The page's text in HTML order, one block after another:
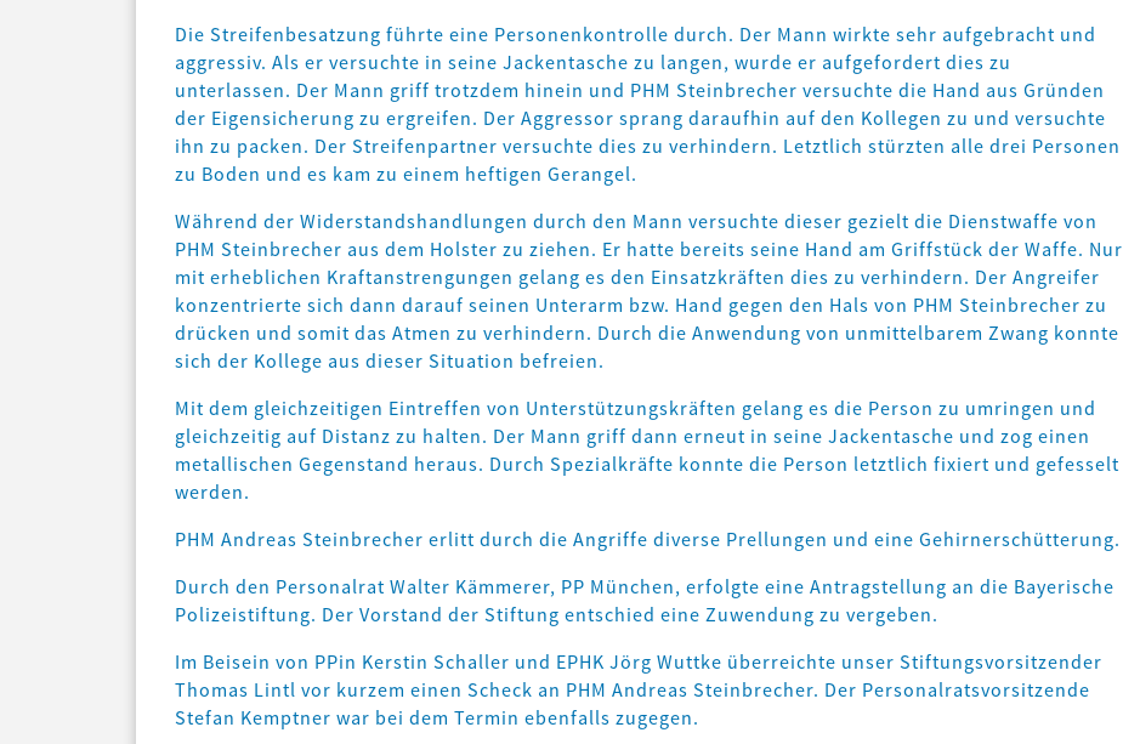
Die Streifenbesatzung führte eine Personenkontrolle durch. Der Mann wirkte sehr aufgebracht und
aggressiv. Als er versuchte in seine Jackentasche zu langen, wurde er aufgefordert dies zu
unterlassen. Der Mann griff trotzdem hinein und PHM Steinbrecher versuchte die Hand aus Gründen
der Eigensicherung zu ergreifen. Der Aggressor sprang daraufhin auf den Kollegen zu und versuchte
ihn zu packen. Der Streifenpartner versuchte dies zu verhindern. Letztlich stürzten alle drei Personen
zu Boden und es kam zu einem heftigen Gerangel.
Während der Widerstandshandlungen durch den Mann versuchte dieser gezielt die Dienstwaffe von
PHM Steinbrecher aus dem Holster zu ziehen. Er hatte bereits seine Hand am Griffstück der Waffe. Nur
mit erheblichen Kraftanstrengungen gelang es den Einsatzkräften dies zu verhindern. Der Angreifer
konzentrierte sich dann darauf seinen Unterarm bzw. Hand gegen den Hals von PHM Steinbrecher zu
drücken und somit das Atmen zu verhindern. Durch die Anwendung von unmittelbarem Zwang konnte
sich der Kollege aus dieser Situation befreien.
Mit dem gleichzeitigen Eintreffen von Unterstützungskräften gelang es die Person zu umringen und
gleichzeitig auf Distanz zu halten. Der Mann griff dann erneut in seine Jackentasche und zog einen
metallischen Gegenstand heraus. Durch Spezialkräfte konnte die Person letztlich fixiert und gefesselt
werden.
PHM Andreas Steinbrecher erlitt durch die Angriffe diverse Prellungen und eine Gehirnerschütterung.
Durch den Personalrat Walter Kämmerer, PP München, erfolgte eine Antragstellung an die Bayerische
Polizeistiftung. Der Vorstand der Stiftung entschied eine Zuwendung zu vergeben.
Im Beisein von PPin Kerstin Schaller und EPHK Jörg Wuttke überreichte unser Stiftungsvorsitzender
Thomas Lintl vor kurzem einen Scheck an PHM Andreas Steinbrecher. Der Personalratsvorsitzende
Stefan Kemptner war bei dem Termin ebenfalls zugegen.